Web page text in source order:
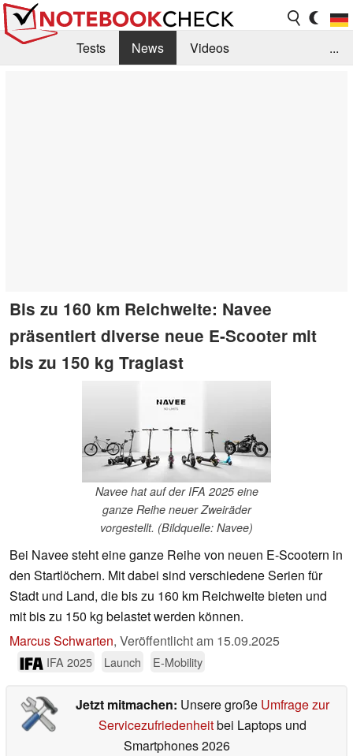
Tests News
Videos
...
Bis zu 160 km Reichweite: Navee
präsentiert diverse neue E-Scooter mit
bis zu 150 kg Traglast
Navee hat auf der IFA 2025 eine
ganze Reihe neuer Zweiräder
vorgestellt. (Bildquelle: Navee)
Bei Navee steht eine ganze Reihe von neuen E-Scootern in
den Startlöchern. Mit dabei sind verschiedene Serien für
Stadt und Land, die bis zu 160 km Reichweite bieten und
mit bis zu 150 kg belastet werden können.
Marcus Schwarten, Veröffentlicht am 15.09.2025
IFA 2025 Launch E-Mobility
Jetzt mitmachen: Unsere große Umfrage zur
Servicezufriedenheitbei Laptops und
Smartphones 2026